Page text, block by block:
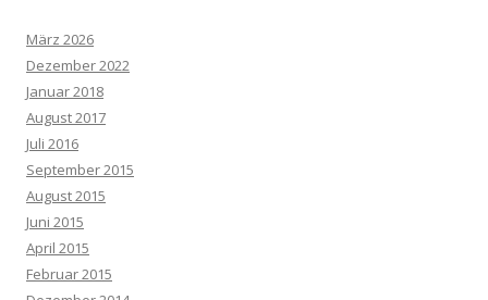
März 2026
Dezember 2022
Januar 2018
August 2017
Juli 2016
September 2015
August 2015
Juni 2015
April 2015
Februar 2015